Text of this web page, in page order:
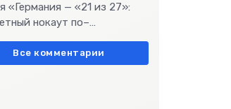
обиход / Недвижимость / Работа и
«Германия — «21 из 27»:
нокаут по–
остроту
Все комментарии